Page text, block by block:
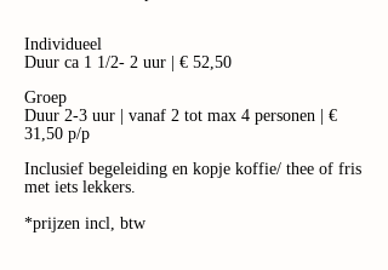
Individueel
Duur ca 1 1/2- 2 uur | € 52,50
Groep
Duur 2-3 uur | vanaf 2 tot max 4 personen | €
31,50 p/p
Inclusief begeleiding en kopje koffie/ thee of fris
met iets lekkers.
*prijzen incl, btw